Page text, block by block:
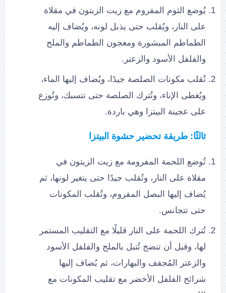
يُوضع الثوم المفروم مع زيت الزيتون في مقلاة
على النار، ويُقلب حتى يذبل لونه، ويُضاف إليه
الطماطم المبشورة ومعجون الطماطم والملح
والفلفل الأسود والزعتر.
تُقلب مكونات الصلصة جيدًا، ويُضاف إليها الماء،
ويُغطى الإناء، وتُترك الصلصة حتى تتسبك، وتُوزع
على عجينة البيتزا وهي باردة.
ثالثًا: طريقة تحضير حشوة البيتزا
تُوضع اللحمة المفرومة مع زيت الزيتون في
مقلاة على النار، وتُقلب جيدًا حتى يتغير لونها، ثم
يُضاف إليها البصل المفروم، وتُقلب المكونات
حتى تتجانس.
تُترك اللحمة على النار قليلًا مع التقليب المستمر
لها، وقبل أن تنضج تُتبل بالملح والفلفل الأسود
والزعتر المُجفف والبهارات، ثم يُضاف إليها
شرائح الفلفل الأخضر مع تقليب المكونات مع